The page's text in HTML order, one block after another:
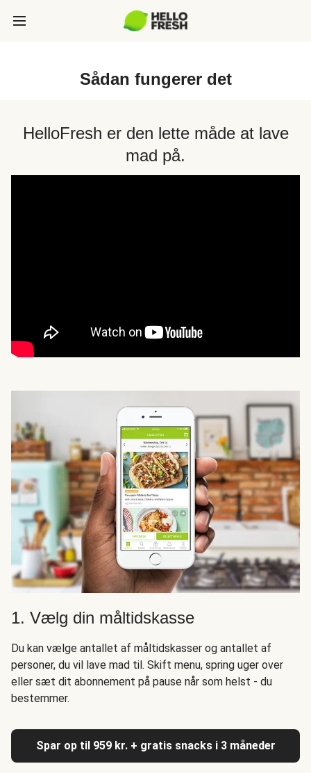
Sådan fungerer det
HelloFresh er den lette måde at lave
mad på.
1. Vælg din måltidskasse
Du kan vælge antallet af måltidskasser og antallet af
personer, du vil lave mad til. Skift menu, spring uger over
eller sæt dit abonnement på pause når som helst - du
bestemmer.
Spar op til 959 kr. + gratis snacks i 3 måneder